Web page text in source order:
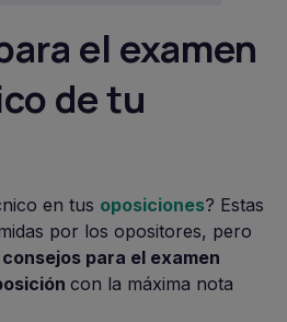
el examen
de tu
en tus oposiciones? Estas
por los opositores, pero
consejos para el examen
con la máxima nota